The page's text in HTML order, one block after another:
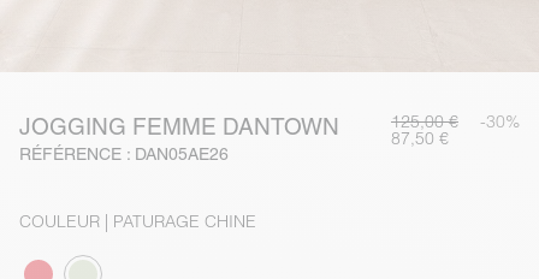
JOGGING FEMME DANTOWN
RÉFÉRENCE : DAN05AE26
125,00 € -30%
87,50 €
COULEUR | PATURAGE CHINE